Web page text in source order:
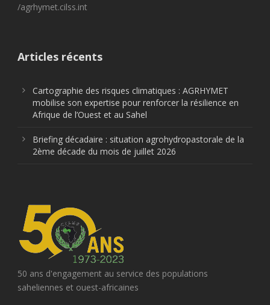
/agrhymet.cilss.int
Articles récents
Cartographie des risques climatiques : AGRHYMET
mobilise son expertise pour renforcer la résilience en
Afrique de l’Ouest et au Sahel
Briefing décadaire : situation agrohydropastorale de la
2ème décade du mois de juillet 2026
50 ans d'engagement au service des populations
saheliennes et ouest-africaines